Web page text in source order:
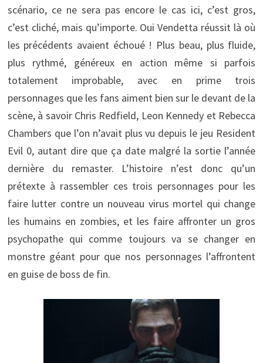
scénario, ce ne sera pas encore le cas ici, c’est gros,
c’est cliché, mais qu’importe. Oui Vendetta réussit là où
les précédents avaient échoué ! Plus beau, plus fluide,
plus rythmé, généreux en action même si parfois
totalement improbable, avec en prime trois
personnages que les fans aiment bien sur le devant de la
scène, à savoir Chris Redfield, Leon Kennedy et Rebecca
Chambers que l’on n’avait plus vu depuis le jeu Resident
Evil 0, autant dire que ça date malgré la sortie l’année
dernière du remaster. L’histoire n’est donc qu’un
prétexte à rassembler ces trois personnages pour les
faire lutter contre un nouveau virus mortel qui change
les humains en zombies, et les faire affronter un gros
psychopathe qui comme toujours va se changer en
monstre géant pour que nos personnages l’affrontent
en guise de boss de fin.